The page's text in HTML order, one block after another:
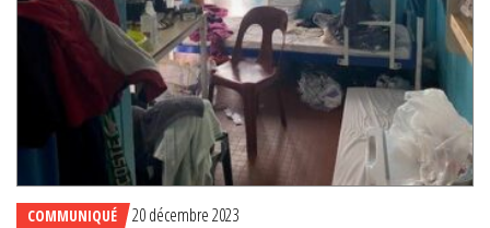
COMMUNIQUÉ 20 décembre 2023